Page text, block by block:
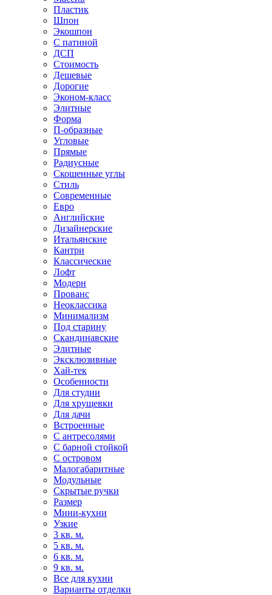
Пластик
Шпон
Экошпон
С патиной
ДСП
Стоимость
Дешевые
Дорогие
Эконом-класс
Элитные
Форма
П-образные
Угловые
Прямые
Радиусные
Скошенные углы
Стиль
Современные
Евро
Английские
Дизайнерские
Итальянские
Кантри
Классические
Лофт
Модерн
Прованс
Неоклассика
Минимализм
Под старину
Скандинавские
Элитные
Эксклюзивные
Хай-тек
Особенности
Для студии
Для хрущевки
Для дачи
Встроенные
С антресолями
С барной стойкой
С островом
Малогабаритные
Модульные
Скрытые ручки
Размер
Мини-кухни
Узкие
3 кв. м.
5 кв. м.
6 кв. м.
9 кв. м.
Все для кухни
Варианты отделки